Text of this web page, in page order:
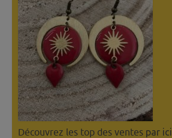
Découvrez les top des ventes par ici